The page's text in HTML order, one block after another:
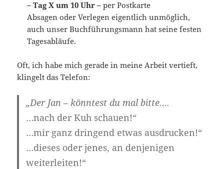
– Tag X um 10 Uhr – per Postkarte
Absagen oder Verlegen eigentlich unmöglich,
auch unser Buchführungsmann hat seine festen
Tagesabläufe.
Oft, ich habe mich gerade in meine Arbeit vertieft,
klingelt das Telefon:
„Der Jan– könntest du mal bitte….
…nach der Kuh schauen!“
…mir ganz dringend etwas ausdrucken!“
…dieses oder jenes, an denjenigen
weiterleiten!“